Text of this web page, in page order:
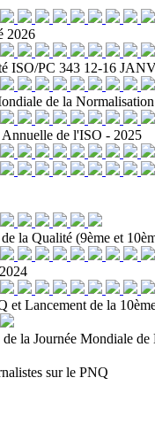
2026
ISO/PC 343 12-16
de la
de l'ISO - 2025
la Qualité (9ème et
et Lancement de la
la Journée Mondiale
sur le PNQ